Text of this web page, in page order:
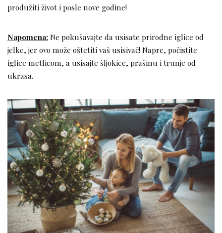
produžiti život i posle nove godine!
Napomena:Ne pokušavajte da usisate prirodne iglice od
jelke, jer ovo može oštetiti vaš usisivač! Napre, počistite
iglice metlicom, a usisajte šljokice, prašinu i trunje od
ukrasa.